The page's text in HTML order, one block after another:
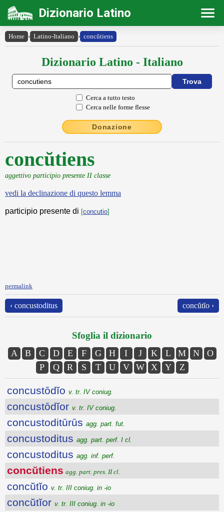
Dizionario Latino
Home › Latino-Italiano › concŭtiens
Dizionario Latino - Italiano
Cerca a tutto testo
Cerca nelle forme flesse
Donazione
concŭtiens
aggettivo participio presente II classe
vedi la declinazione di questo lemma
participio presente di [concutio]
permalink
‹ concustoditus concŭtĭo ›
Sfoglia il dizionario
A B C D E F G H I J K L M N
O
P
Q R S T U V W X Y Z
concustōdĭo v. tr. IV coniug.
concustōdĭor v. tr. IV coniug.
concustoditūrūs agg. part. fut.
concustoditus agg. part. perf. I cl.
concustoditus agg. inf. perf.
concŭtiens agg. part. pres. II cl.
concŭtĭo v. tr. III coniug. in -io
concŭtĭor v. tr. III coniug. in -io